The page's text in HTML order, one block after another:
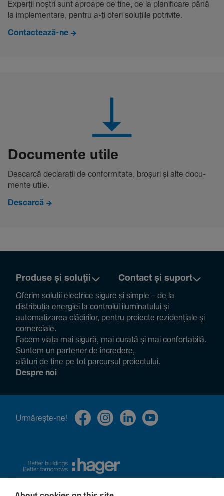
Experții noștri sunt aproape de tine, de la plani­fi­care până
la imple­men­tare, pentru a-ți oferi solu­țiile potri­vite.
Contactează-ne
Docu­mente utile
Descarcă decla­rații de conformitate, broșuri și alte docu­
mente utile.
Descarcă
Produse și soluții Contact și suport
Oferim soluții electrice sigure și simple – de la
distribuția energiei la controlul ilumi­na­tului și
auto­ma­ti­zarea clădi­rilor, pentru proiecte rezi­den­țiale și
comer­ciale.
Facem viața mai sigură, mai curată și mai confor­ta­bilă.
Suntem un partener de încre­dere,
alături de tine pe tot parcursul proiec­tului.
Despre noi
Urmă­rește-ne!